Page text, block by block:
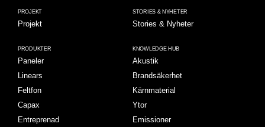
PROJEKT
Projekt
STORIES & NYHETER
Stories & Nyheter
PRODUKTER
Paneler
Linears
Feltfon
Capax
Entreprenad
KNOWLEDGE HUB
Akustik
Brandsäkerhet
Kärnmaterial
Ytor
Emissioner